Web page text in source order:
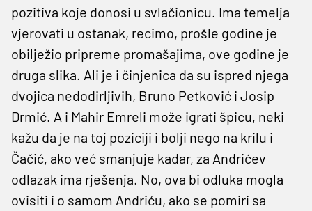
pozitiva koje donosi u svlačionicu. Ima temelja
vjerovati u ostanak, recimo, prošle godine je
obilježio pripreme promašajima, ove godine je
druga slika. Ali je i činjenica da su ispred njega
dvojica nedodirljivih, Bruno Petković i Josip
Drmić. A i Mahir Emreli može igrati špicu, neki
kažu da je na toj poziciji i bolji nego na krilu i
Čačić, ako već smanjuje kadar, za Andrićev
odlazak ima rješenja. No, ova bi odluka mogla
ovisiti i o samom Andriću, ako se pomiri sa